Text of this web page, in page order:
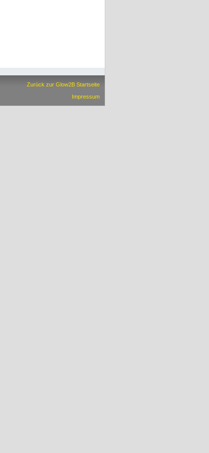
Zurück zur Glow2B Startseite
Impressum